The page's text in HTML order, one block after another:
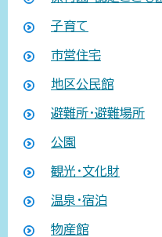
子育て
市営住宅
地区公民館
避難所・避難場所
公園
観光・文化財
温泉・宿泊
物産館